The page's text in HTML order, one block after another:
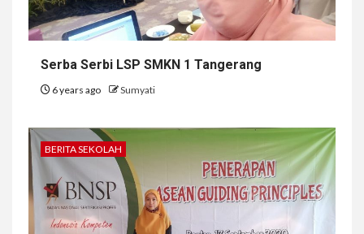
Serba Serbi LSP SMKN 1 Tangerang
6 years ago Sumyati
BERITA SEKOLAH